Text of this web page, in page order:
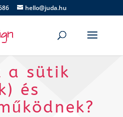
hello@juda.hu
a sütik
és